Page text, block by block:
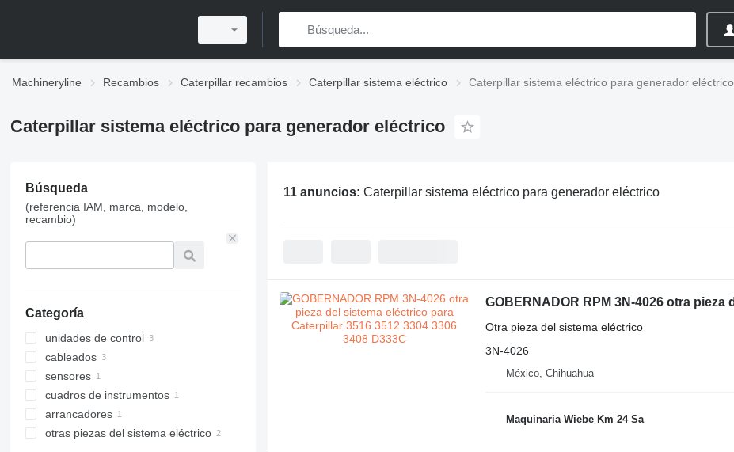
Machineryline Recambios Caterpillar recambios Caterpillar sistema eléctrico Caterpillar sistema eléctrico para generador eléctrico
Caterpillar sistema eléctrico para generador eléctrico
Búsqueda
(referencia IAM, marca, modelo,
recambio)
Categoría
unidades de control
cableados
sensores
cuadros de instrumentos
arrancadores
otras piezas del sistema eléctrico
11 anuncios: Caterpillar sistema eléctrico para generador eléctrico
Otra pieza del sistema eléctrico
3N-4026
México, Chihuahua
Maquinaria Wiebe Km 24 Sa